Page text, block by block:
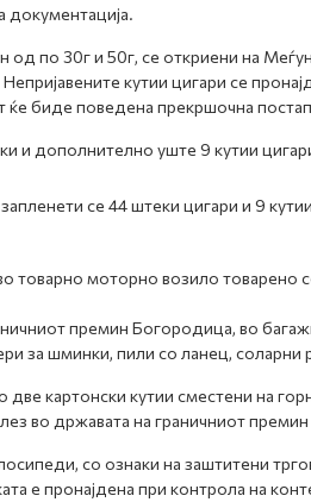
документација.
од по 30г и 50г, се откриени на
кутии цигари се
ќе биде поведена прекршочна
и дополнително уште 9 кутии
се 44 штеки цигари и 9
товарно моторно возило товарено
премин Богородица, во
за шминки, пили со ланец, соларни
картонски кутии сместени на
во државата на граничниот
со ознаки на заштитени
е пронајдена при контрола на